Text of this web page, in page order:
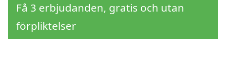
Få 3 erbjudanden, gratis och utan
förpliktelser